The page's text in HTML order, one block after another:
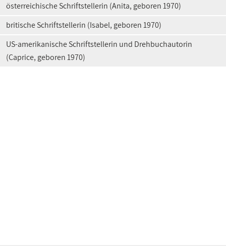
österreichische Schriftstellerin (Anita, geboren 1970)
britische Schriftstellerin (Isabel, geboren 1970)
US-amerikanische Schriftstellerin und Drehbuchautorin
(Caprice, geboren 1970)